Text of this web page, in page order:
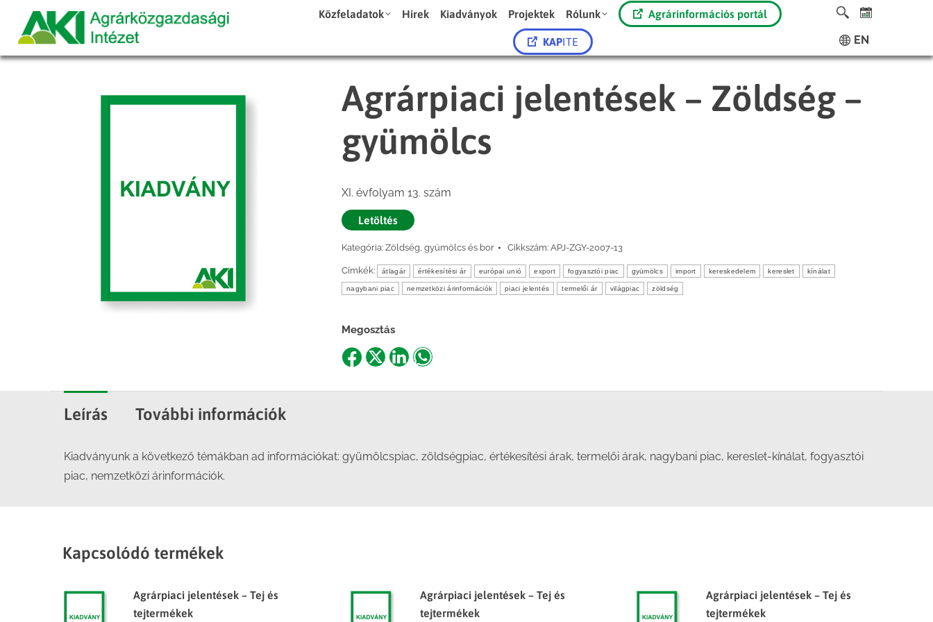
Közfeladatok Hírek Kiadványok Projektek Rólunk Agrárinformációs portál
KAPITE EN
Agrárpiaci jelentések – Zöldség –
gyümölcs
XI. évfolyam 13. szám
Letöltés
Kategória: Zöldség, gyümölcs és bor Cikkszám: APJ-ZGY-2007-13
Címkék: átlagár értékesítési ár európai unió export fogyasztói piac gyümölcs import kereskedelem kereslet kínálat
nagybani piac nemzetközi árinformációk piaci jelentés termelői ár világpiac zöldség
Megosztás
ShareShareShareShare
Leírás További információk
Kiadványunk a következő témákban ad információkat: gyümölcspiac, zöldségpiac, értékesítési árak, termelői árak, nagybani piac, kereslet-kínálat, fogyasztói
piac, nemzetközi árinformációk.
Kapcsolódó termékek
Agrárpiaci jelentések – Tej és
tejtermékek
Agrárpiaci jelentések – Tej és
tejtermékek
Agrárpiaci jelentések – Tej és
tejtermékek